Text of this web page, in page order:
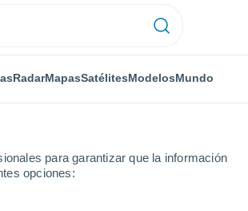
para garantizar que la información
opciones:
RadarMapasSatélitesModelosMundo